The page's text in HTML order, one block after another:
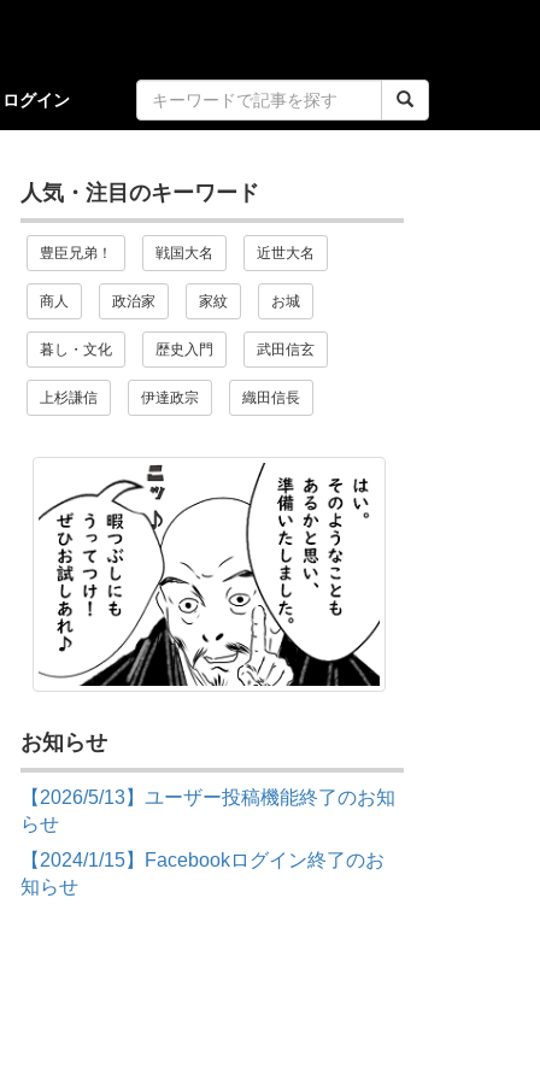
ログイン
人気・注目のキーワード
豊臣兄弟！ 戦国大名 近世大名
商人 政治家 家紋 お城
暮し・文化 歴史入門 武田信玄
上杉謙信 伊達政宗 織田信長
お知らせ
【2026/5/13】ユーザー投稿機能終了のお知
らせ
【2024/1/15】Facebookログイン終了のお
知らせ